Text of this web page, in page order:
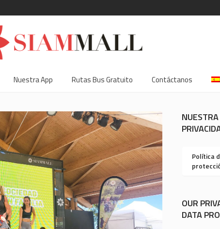
Nuestra App Rutas Bus Gratuito Contáctanos
Política
OUR
DATA